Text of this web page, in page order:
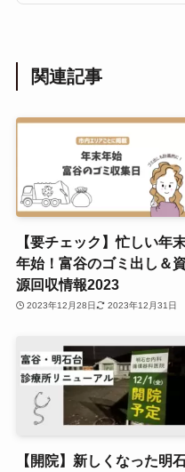
関連記事
【要チェック】忙しい年
年始！富谷のゴミ出し＆
源回収情報2023
2023年12月28日 2023年12月31日
【開院】新しくなった明